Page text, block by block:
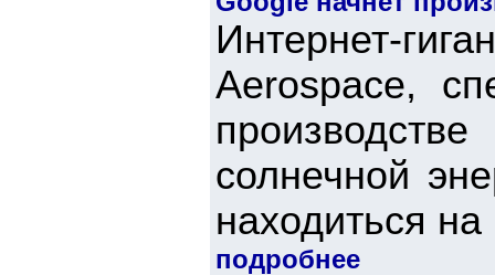
Интернет-
Aerospace,
солнечной
находиться на
подробнее